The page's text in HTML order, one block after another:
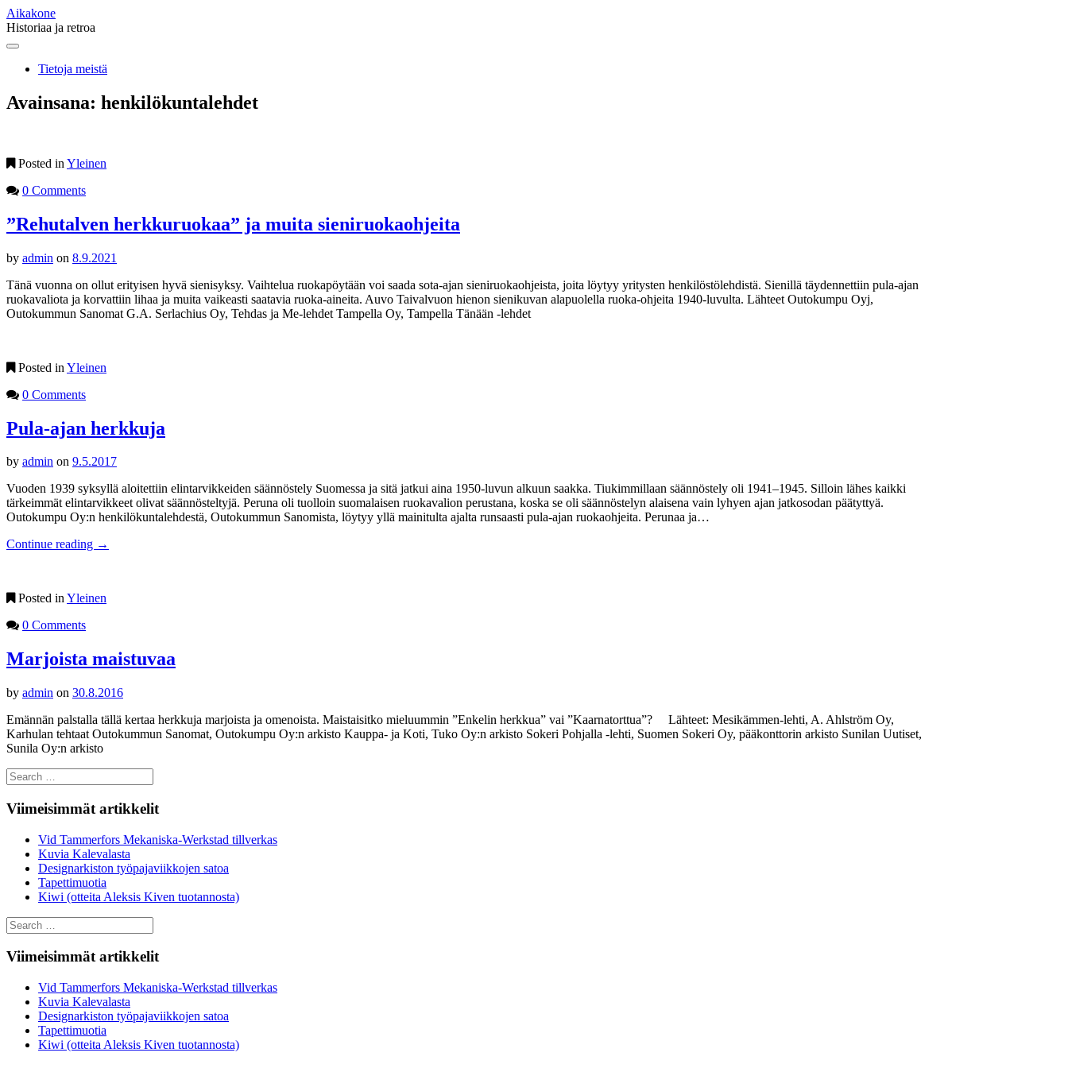
Aikakone
Historiaa ja retroa
Main
Skip
contentTietoja meistä
Avainsana: henkilökuntalehdet
Posted in Yleinen
0 Comments
”Rehutalven herkkuruokaa” ja muita sieniruokaohjeita
by admin on 8.9.2021
Tänä vuonna on ollut erityisen hyvä sienisyksy. Vaihtelua ruokapöytään voi saada sota-ajan sieniruokaohjeista, joita löytyy yritysten henkilöstölehdistä. Sienillä täydennettiin pula-ajan
ruokavaliota ja korvattiin lihaa ja muita vaikeasti saatavia ruoka-aineita. Auvo Taivalvuon hienon sienikuvan alapuolella ruoka-ohjeita 1940-luvulta. Lähteet Outokumpu Oyj,
Outokummun Sanomat G.A. Serlachius Oy, Tehdas ja Me-lehdet Tampella Oy, Tampella Tänään -lehdet
Posted in Yleinen
0 Comments
Pula-ajan herkkuja
by admin on 9.5.2017
Vuoden 1939 syksyllä aloitettiin elintarvikkeiden säännöstely Suomessa ja sitä jatkui aina 1950-luvun alkuun saakka. Tiukimmillaan säännöstely oli 1941–1945. Silloin lähes kaikki
tärkeimmät elintarvikkeet olivat säännösteltyjä. Peruna oli tuolloin suomalaisen ruokavalion perustana, koska se oli säännöstelyn alaisena vain lyhyen ajan jatkosodan päätyttyä.
Outokumpu Oy:n henkilökuntalehdestä, Outokummun Sanomista, löytyy yllä mainitulta ajalta runsaasti pula-ajan ruokaohjeita. Perunaa ja…
Continue reading →
Posted inYleinen
0 Comments
Marjoista maistuvaa
by admin on 30.8.2016
Emännän palstalla tällä kertaa herkkuja marjoista ja omenoista. Maistaisitko mieluummin ”Enkelin herkkua” vai ”Kaarnatorttua”? Lähteet: Mesikämmen-lehti, A. Ahlström Oy,
Karhulan tehtaat Outokummun Sanomat, Outokumpu Oy:n arkisto Kauppa- ja Koti, Tuko Oy:n arkisto Sokeri Pohjalla -lehti, Suomen Sokeri Oy, pääkonttorin arkisto Sunilan Uutiset,
Sunila Oy:n arkisto
Search
for:
Viimeisimmät artikkelit
Vid Tammerfors Mekaniska-Werkstad tillverkas
Kuvia Kalevalasta
Designarkiston työpajaviikkojen satoa
Tapettimuotia
Kiwi (otteita Aleksis Kiven tuotannosta)
Search
for:
Viimeisimmät artikkelit
Vid Tammerfors Mekaniska-Werkstad tillverkas
Kuvia Kalevalasta
Designarkiston työpajaviikkojen satoa
Tapettimuotia
Kiwi (otteita Aleksis Kiven tuotannosta)